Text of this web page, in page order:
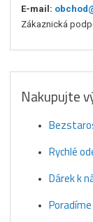
E-mail:
Zákaznická
Nakupujte
Rychlé
Dárek k